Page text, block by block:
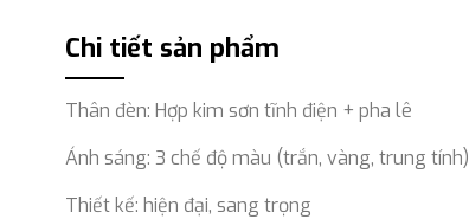
Chi tiết sản phẩm
Thân đèn: Hợp kim sơn tĩnh điện + pha lê
Ánh sáng: 3 chế độ màu (trắn, vàng, trung tính)
Thiết kế: hiện đại, sang trọng